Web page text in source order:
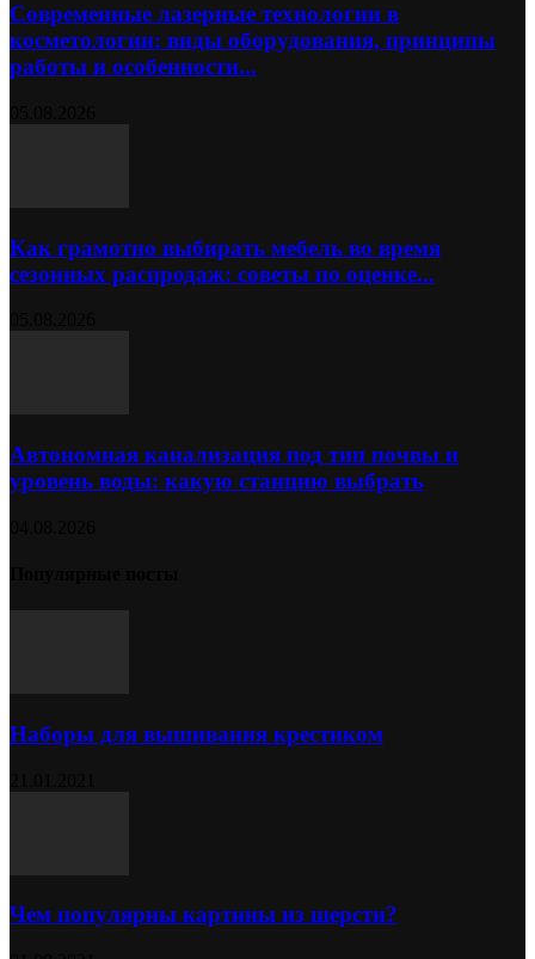
Современные лазерные технологии в
косметологии: виды оборудования, принципы
работы и особенности...
Как грамотно выбирать мебель во время
сезонных распродаж: советы по оценке...
Автономная канализация под тип почвы и
уровень воды: какую станцию выбрать
Наборы для вышивания крестиком
Чем популярны картины из шерсти?